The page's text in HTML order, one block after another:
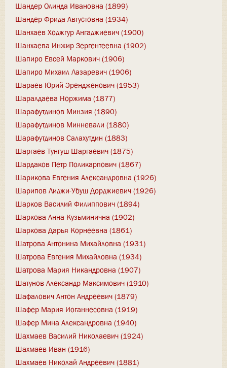
Шандер Олинда Ивановна (1899)
Шандер Фрида Августовна (1934)
Шанхаев Ходжгур Ангаджиевич (1900)
Шанхаева Инжир Зергентеевна (1902)
Шапиро Евсей Маркович (1906)
Шапиро Михаил Лазаревич (1906)
Шараев Юрий Эрендженович (1953)
Шаралдаева Норжима (1877)
Шарафутдинов Минзия (1890)
Шарафутдинов Минневали (1880)
Шарафутдинов Салахутдин (1883)
Шаргаев Тунгуш Шаргаевич (1875)
Шардаков Петр Поликарпович (1867)
Шарикова Евгения Александровна (1926)
Шарипов Лиджи-Убуш Дорджиевич (1926)
Шарков Василий Филиппович (1894)
Шаркова Анна Кузьминична (1902)
Шаркова Дарья Корнеевна (1861)
Шатрова Антонина Михайловна (1931)
Шатрова Евгения Михайловна (1934)
Шатрова Мария Никандровна (1907)
Шатунов Александр Максимович (1910)
Шафалович Антон Андреевич (1879)
Шафер Мария Иоганнесовна (1919)
Шафер Мина Александровна (1940)
Шахмаев Василий Николаевич (1924)
Шахмаев Иван (1916)
Шахмаев Николай Андреевич (1881)